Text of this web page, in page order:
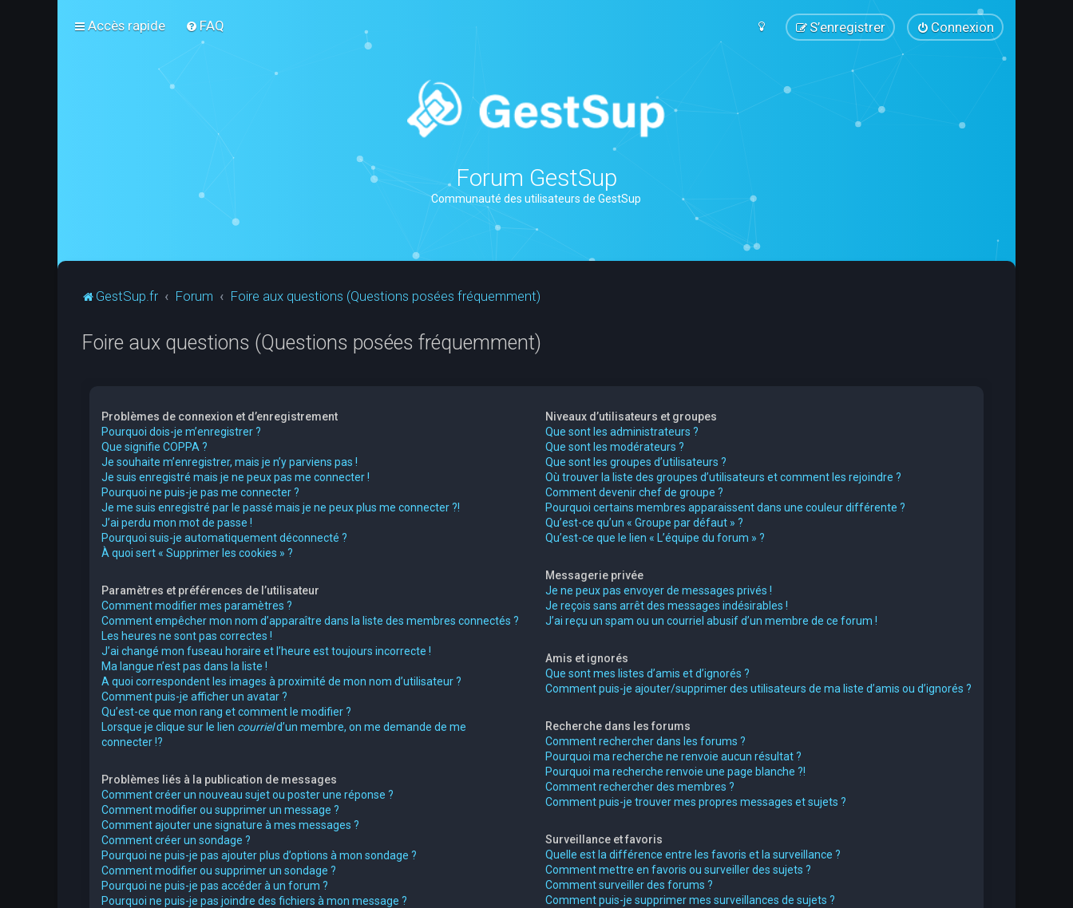
Accès rapide FAQ Connexion
S’enregistrer
Forum GestSup
Communauté des utilisateurs de GestSup
GestSup.fr Forum Foire aux questions (Questions posées fréquemment)
Foire aux questions (Questions posées fréquemment)
Problèmes de connexion et d’enregistrement
Pourquoi dois-je m’enregistrer ?
Que signifie COPPA ?
Je souhaite m’enregistrer, mais je n’y parviens pas !
Je suis enregistré mais je ne peux pas me connecter !
Pourquoi ne puis-je pas me connecter ?
Je me suis enregistré par le passé mais je ne peux plus me connecter ?!
J’ai perdu mon mot de passe !
Pourquoi suis-je automatiquement déconnecté ?
À quoi sert « Supprimer les cookies » ?
Paramètres et préférences de l’utilisateur
Comment modifier mes paramètres ?
Comment empêcher mon nom d’apparaître dans la liste des membres connectés ?
Les heures ne sont pas correctes !
J’ai changé mon fuseau horaire et l’heure est toujours incorrecte !
Ma langue n’est pas dans la liste !
A quoi correspondent les images à proximité de mon nom d’utilisateur ?
Comment puis-je afficher un avatar ?
Qu’est-ce que mon rang et comment le modifier ?
Lorsque je clique sur le lien courrield’un membre, on me demande de me
connecter !?
Problèmes liés à la publication de messages
Comment créer un nouveau sujet ou poster une réponse ?
Comment modifier ou supprimer un message ?
Comment ajouter une signature à mes messages ?
Comment créer un sondage ?
Pourquoi ne puis-je pas ajouter plus d’options à mon sondage ?
Comment modifier ou supprimer un sondage ?
Pourquoi ne puis-je pas accéder à un forum ?
Pourquoi ne puis-je pas joindre des fichiers à mon message ?
Niveaux d’utilisateurs et groupes
Que sont les administrateurs ?
Que sont les modérateurs ?
Que sont les groupes d’utilisateurs ?
Où trouver la liste des groupes d’utilisateurs et comment les rejoindre ?
Comment devenir chef de groupe ?
Pourquoi certains membres apparaissent dans une couleur différente ?
Qu’est-ce qu’un « Groupe par défaut » ?
Qu’est-ce que le lien « L’équipe du forum » ?
Messagerie privée
Je ne peux pas envoyer de messages privés !
Je reçois sans arrêt des messages indésirables !
J’ai reçu un spam ou un courriel abusif d’un membre de ce forum !
Amis et ignorés
Que sont mes listes d’amis et d’ignorés ?
Comment puis-je ajouter/supprimer des utilisateurs de ma liste d’amis ou d’ignorés ?
Recherche dans les forums
Comment rechercher dans les forums ?
Pourquoi ma recherche ne renvoie aucun résultat ?
Pourquoi ma recherche renvoie une page blanche ?!
Comment rechercher des membres ?
Comment puis-je trouver mes propres messages et sujets ?
Surveillance et favoris
Quelle est la différence entre les favoris et la surveillance ?
Comment mettre en favoris ou surveiller des sujets ?
Comment surveiller des forums ?
Comment puis-je supprimer mes surveillances de sujets ?